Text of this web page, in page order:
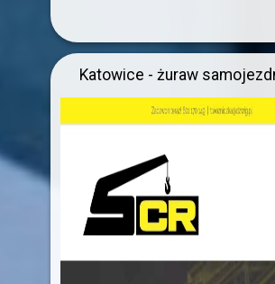
Katowice - żuraw